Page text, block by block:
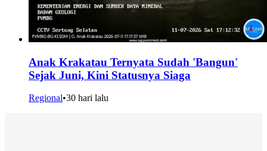
Anak Krakatau Ternyata Sudah 'Bangun'
Sejak Juni, Kini Statusnya Siaga
Regional•30 hari lalu